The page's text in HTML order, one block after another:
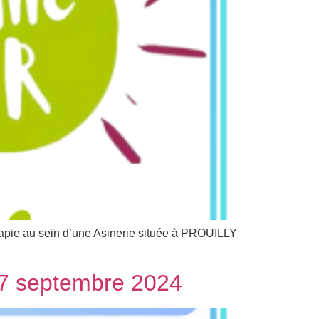
au sein d’une Asinerie située à PROUILLY
septembre 2024